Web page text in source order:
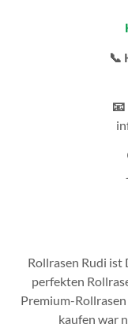
📞
Rollrasen Rudi ist
perfekten
Premium-
kaufen war